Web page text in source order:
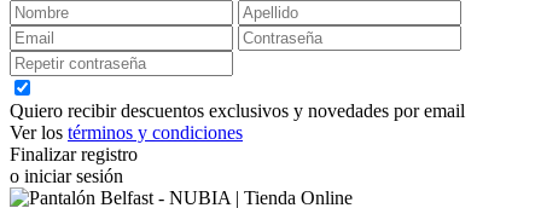
Quiero recibir descuentos exclusivos y novedades por email
Ver los términos y condiciones
Finalizar registro
o iniciar sesión